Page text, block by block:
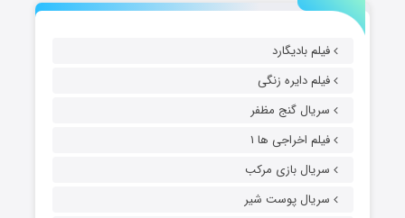
فیلم بادیگارد
فیلم دایره زنگی
سریال گنج مظفر
فیلم اخراجی ها ۱
سریال بازی مرکب
سریال پوست شیر